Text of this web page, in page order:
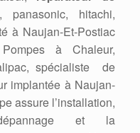
hitachi,
à Naujan-Et-Postiac
à Chaleur,
spécialiste de
implantée à Naujan-
assure l’installation,
et la